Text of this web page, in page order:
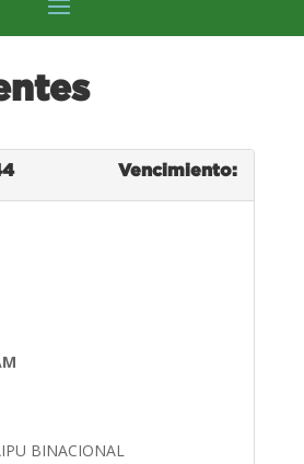
Vencimiento:
BINACIONAL